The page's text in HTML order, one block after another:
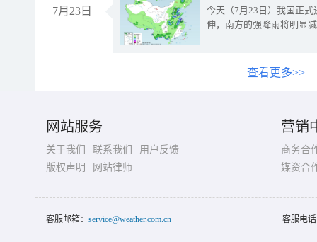
7月23日
今天（7月23日）我国正
伸，南方的强降雨将明显
查看更多>>
网站服务
关于我们 联系我们
用户反馈
版权声明
网站律师
营销
商务合
媒资合
客服邮箱： service@weather.com.cn 客服电